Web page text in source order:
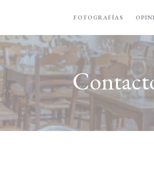
FOTOGRAFÍAS